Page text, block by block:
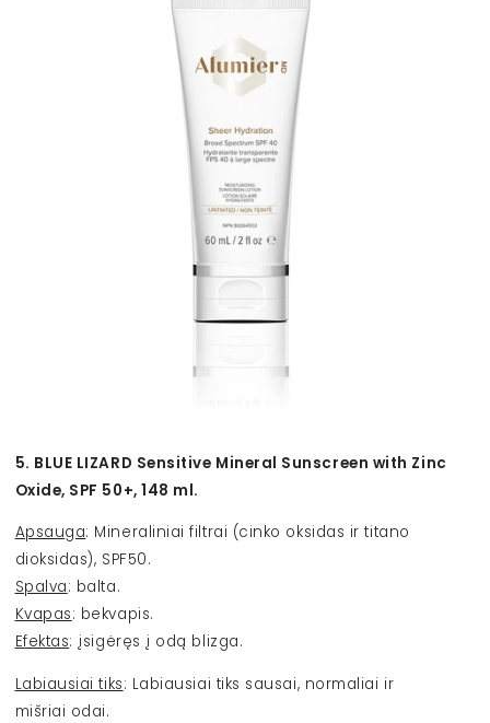
5. BLUE LIZARD Sensitive Mineral Sunscreen with Zinc
Oxide, SPF 50+, 148 ml.
Apsauga: Mineraliniai filtrai (cinko oksidas ir titano
dioksidas), SPF50.
Spalva: balta.
Kvapas: bekvapis.
Efektas: įsigėręs į odą blizga.
Labiausiai tiks: Labiausiai tiks sausai, normaliai ir
mišriai odai.